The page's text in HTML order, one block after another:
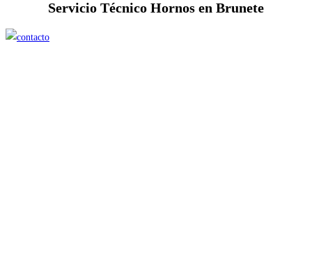
entrada:
Servicio Técnico Hornos en Brunete